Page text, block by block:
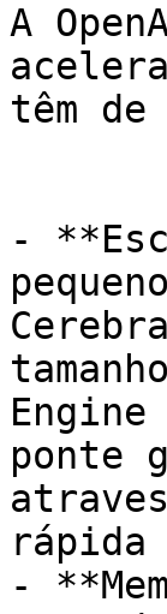
A
têm
-
ponte
-